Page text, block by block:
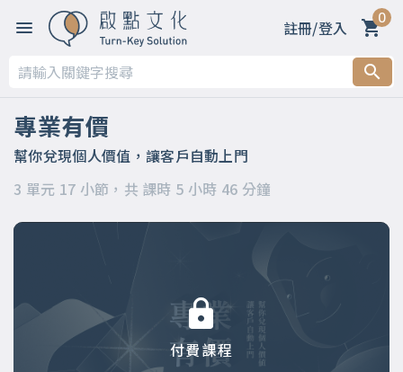
註冊/登入 0
專業有價
幫你兌現個人價值，讓客戶自動上門
3 單元 17 小節，共 課時 5 小時 46 分鐘
付費課程
第一章 開篇：建立自己的事業，讓客戶自動上門的秘密
第二章 觀念篇（上篇）
第三章 實作篇（下篇）